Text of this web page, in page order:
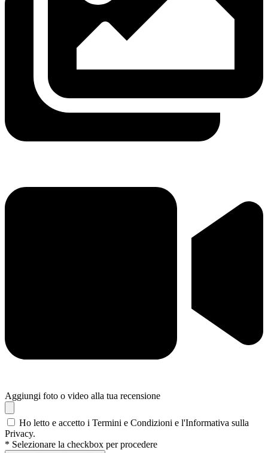
Aggiungi foto o video alla tua recensione
Ho letto e accetto i Termini e Condizioni e l'Informativa sulla
Privacy.
* Selezionare la checkbox per procedere